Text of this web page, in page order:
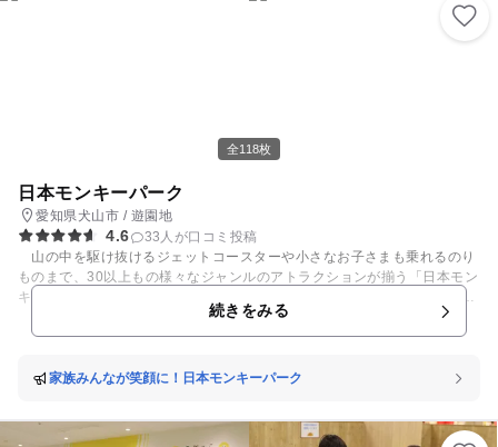
全118枚
日本モンキーパーク
愛知県犬山市 / 遊園地
4.6
33人が口コミ投稿
山の中を駆け抜けるジェットコースターや小さなお子さまも乗れるのり
ものまで、30以上もの様々なジャンルのアトラクションが揃う「日本モン
キーパーク」は、季節ごとのイベントも開催し、一年中お楽しみいただけ
トラクションなどが揃うプレイゾーン「遊びの楽園 モンパラ」や、夏の
ル」、またオリジナルキャラクター「モンパ君」と「モンピーちゃん」の
車などもオススメですよ。 お天気のよい日は「日本モンキーパーク」の
続きをみる
家族みんなが笑顔に！日本モンキーパーク